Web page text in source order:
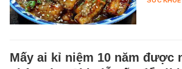
Mấy ai kỉ niệm 10 năm được